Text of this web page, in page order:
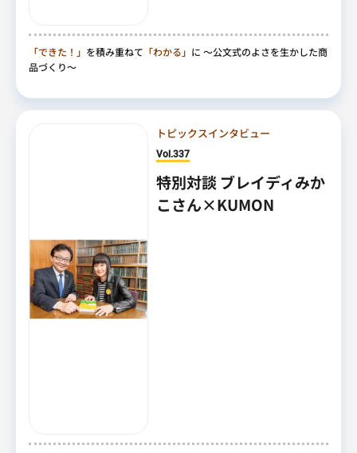
「できた！」 を積み重ねて 「わかる」 に ～公文式のよさを生かした商
品づくり～
トピックスインタビュー
Vol.337
特別対談 ブレイディみか
こさん×KUMON